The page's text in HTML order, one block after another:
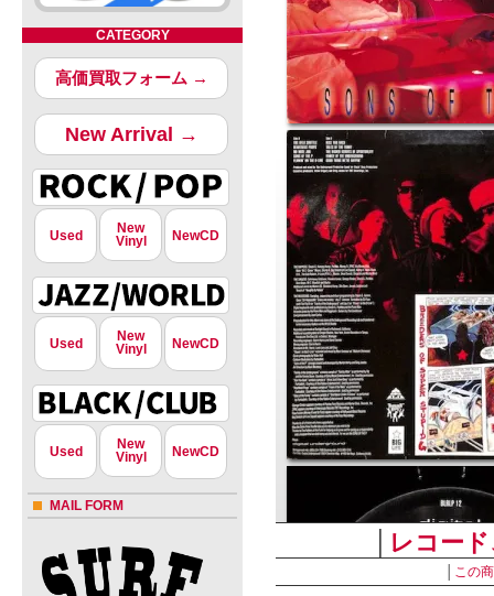
CATEGORY
高価買取フォーム →
New Arrival →
Used
New
Vinyl
NewCD
Used
New
Vinyl
NewCD
Used
New
Vinyl
NewCD
MAIL FORM
レコー
この